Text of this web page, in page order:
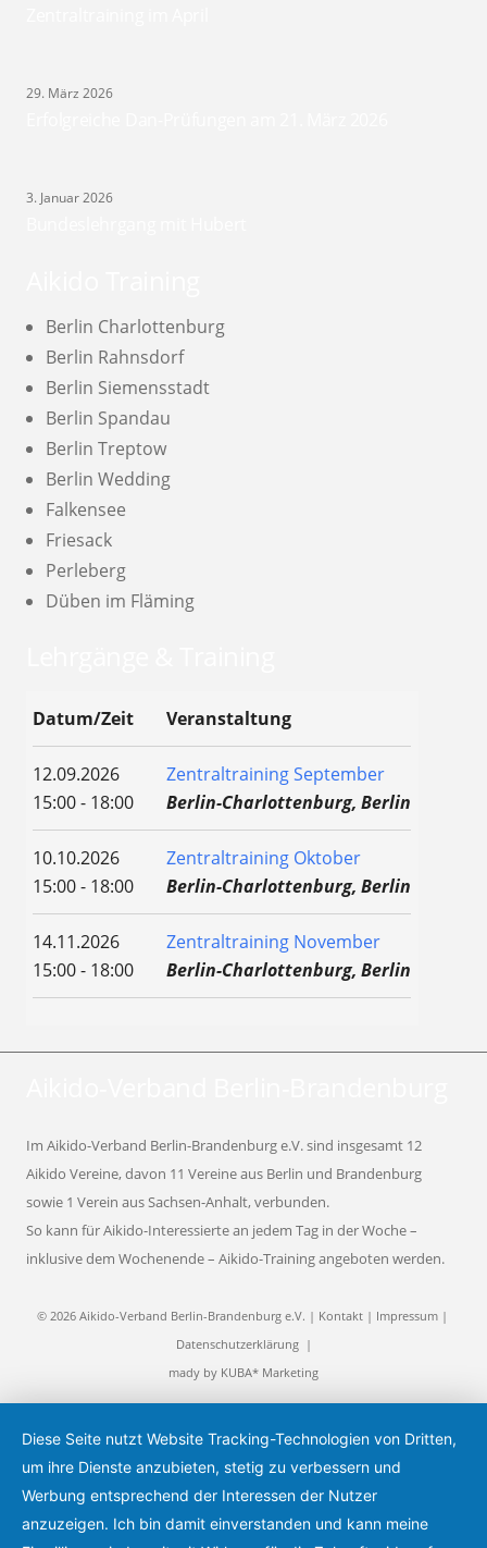
29. März 2026
3. Januar 2026
Berlin Charlottenburg
Berlin Rahnsdorf
Berlin Siemensstadt
Berlin Spandau
Berlin Treptow
Berlin Wedding
Falkensee
Friesack
Perleberg
Düben im Fläming
Datum/Zeit Veranstaltung
12.09.2026
15:00 - 18:00
Zentraltraining September
Berlin-Charlottenburg, Berlin
10.10.2026
15:00 - 18:00
Zentraltraining Oktober
Berlin-Charlottenburg, Berlin
14.11.2026
15:00 - 18:00
Zentraltraining November
Berlin-Charlottenburg, Berlin
Im Aikido-Verband Berlin-Brandenburg e.V. sind insgesamt 12
Aikido Vereine, davon 11 Vereine aus Berlin und Brandenburg
sowie 1 Verein aus Sachsen-Anhalt, verbunden.
So kann für Aikido-Interessierte an jedem Tag in der Woche –
inklusive dem Wochenende – Aikido-Training angeboten werden.
© 2026 Aikido-Verband Berlin-Brandenburg e.V. | Kontakt| Impressum|
Datenschutzerklärung |
mady by KUBA* Marketing
Diese Seite nutzt Website Tracking-Technologien von Dritten,
um ihre Dienste anzubieten, stetig zu verbessern und
Werbung entsprechend der Interessen der Nutzer
anzuzeigen. Ich bin damit einverstanden und kann meine